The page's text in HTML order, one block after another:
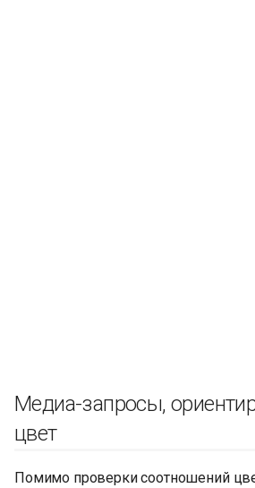
Медиа-запросы,
цвет
Помимо проверки соотношений